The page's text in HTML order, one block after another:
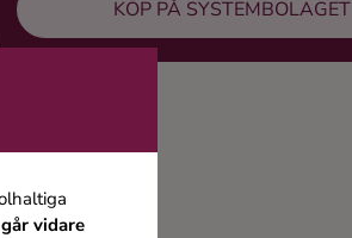
vidare
KÖP PÅ SYSTEMBOLAGET